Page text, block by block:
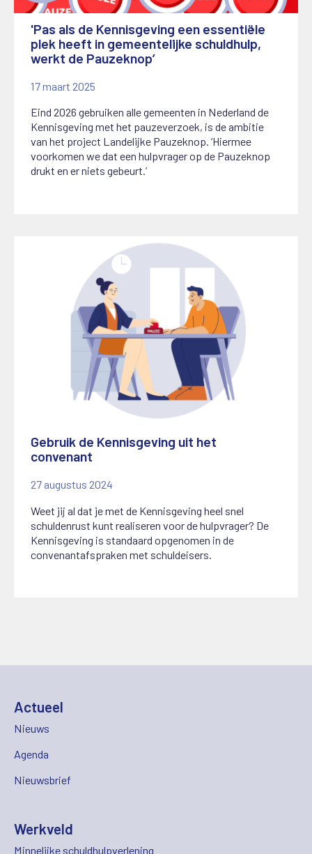
'Pas als de Kennisgeving een essentiële
plek heeft in gemeentelijke schuldhulp,
werkt de Pauzeknop’
17 maart 2025
Eind 2026 gebruiken alle gemeenten in Nederland de
Kennisgeving met het pauzeverzoek, is de ambitie
van het project Landelijke Pauzeknop. ‘Hiermee
voorkomen we dat een hulpvrager op de Pauzeknop
drukt en er niets gebeurt.’
Gebruik de Kennisgeving uit het
convenant
27 augustus 2024
Weet jij al dat je met de Kennisgeving heel snel
schuldenrust kunt realiseren voor de hulpvrager? De
Kennisgeving is standaard opgenomen in de
convenantafspraken met schuldeisers.
Actueel
Nieuws
Agenda
Nieuwsbrief
Werkveld
Minnelijke schuldhulpverlening